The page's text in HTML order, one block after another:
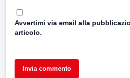
Avvertimi via email alla
articolo.